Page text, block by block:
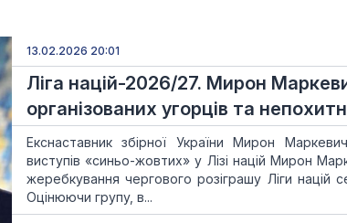
13.02.2026 20:01
Ліга націй-2026/27. Мирон
організованих угорців та
Екснаставник збірної України Мирон
виступів «синьо-жовтих» у Лізі націй Мирон
жеребкування чергового розіграшу Ліги
Оцінюючи групу, в...